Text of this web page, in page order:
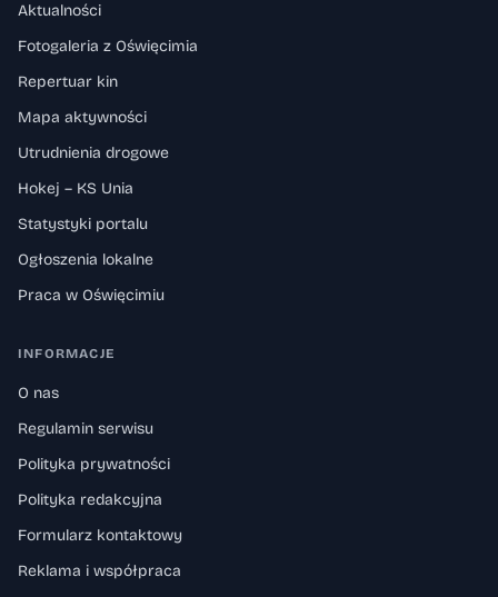
Aktualności
Fotogaleria z Oświęcimia
Repertuar kin
Mapa aktywności
Utrudnienia drogowe
Hokej – KS Unia
Statystyki portalu
Ogłoszenia lokalne
Praca w Oświęcimiu
INFORMACJE
O nas
Regulamin serwisu
Polityka prywatności
Polityka redakcyjna
Formularz kontaktowy
Reklama i współpraca